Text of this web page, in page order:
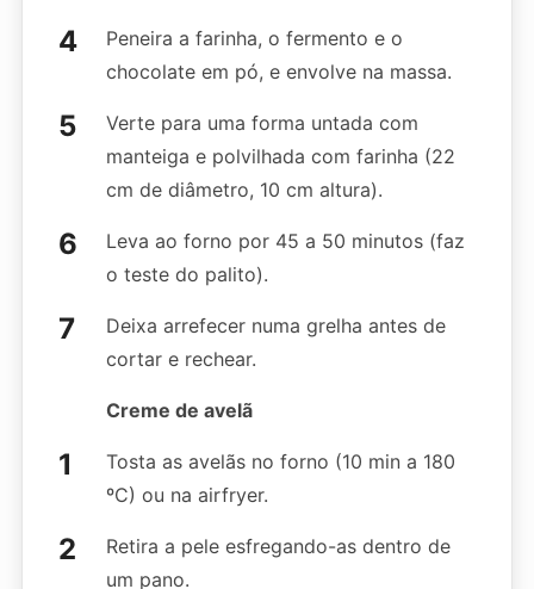
Peneira a farinha, o fermento e o
chocolate em pó, e envolve na massa.
Verte para uma forma untada com
manteiga e polvilhada com farinha (22
cm de diâmetro, 10 cm altura).
Leva ao forno por 45 a 50 minutos (faz
o teste do palito).
Deixa arrefecer numa grelha antes de
cortar e rechear.
Creme de avelã
Tosta as avelãs no forno (10 min a 180
ºC) ou na airfryer.
Retira a pele esfregando-as dentro de
um pano.